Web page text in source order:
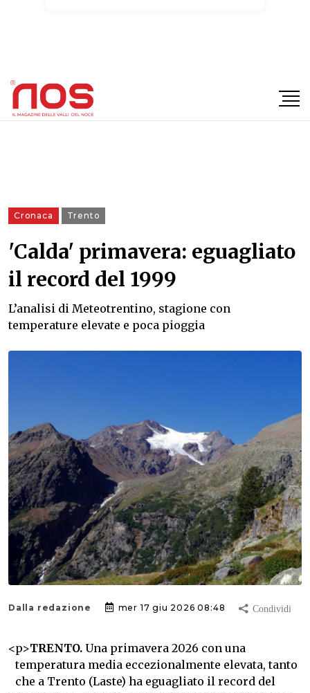
Cronaca Trento
'Calda' primavera: eguagliato
il record del 1999
L’analisi di Meteotrentino, stagione con
temperature elevate e poca pioggia
Dalla redazione mer 17 giu 2026 08:48
<p>TRENTO. Una primavera 2026 con una
temperatura media eccezionalmente elevata, tanto
che a Trento (Laste) ha eguagliato il record del